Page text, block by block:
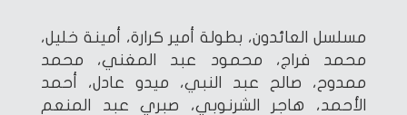
مسلسل العائدون، بطولة أمير كرارة، أمينة خليل،
محمد فراج، محمود عبد المغني، محمد
ممدوح، صالح عبد النبي، ميدو عادل، أحمد
الأحمد، هاجر الشرنوبي، صبري عبد المنعم